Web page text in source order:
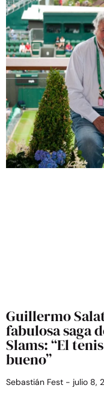
Guillermo
fabulosa saga
Slams: “El
bueno”
Sebastián Fest julio 8,